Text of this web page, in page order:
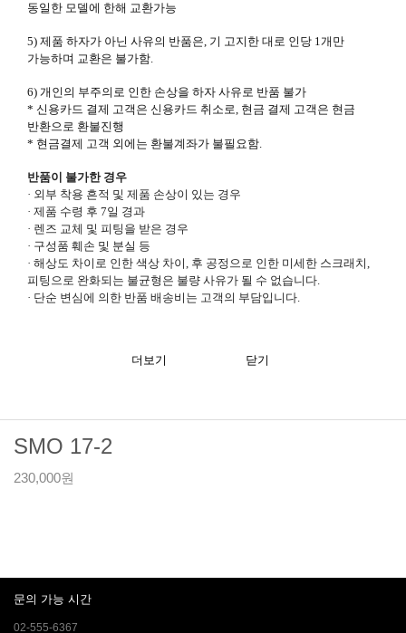
동일한 모델에 한해 교환가능
5) 제품 하자가 아닌 사유의 반품은, 기 고지한 대로 인당 1개만
가능하며 교환은 불가함.
6) 개인의 부주의로 인한 손상을 하자 사유로 반품 불가
* 신용카드 결제 고객은 신용카드 취소로, 현금 결제 고객은 현금
반환으로 환불진행
* 현금결제 고객 외에는 환불계좌가 불필요함.
반품이 불가한 경우
· 외부 착용 흔적 및 제품 손상이 있는 경우
· 제품 수령 후 7일 경과
· 렌즈 교체 및 피팅을 받은 경우
· 구성품 훼손 및 분실 등
· 해상도 차이로 인한 색상 차이, 후 공정으로 인한 미세한 스크래치,
피팅으로 완화되는 불균형은 불량 사유가 될 수 없습니다.
· 단순 변심에 의한 반품 배송비는 고객의 부담입니다.
더보기 닫기
SMO 17-2
230,000원
문의 가능 시간
02-555-6367